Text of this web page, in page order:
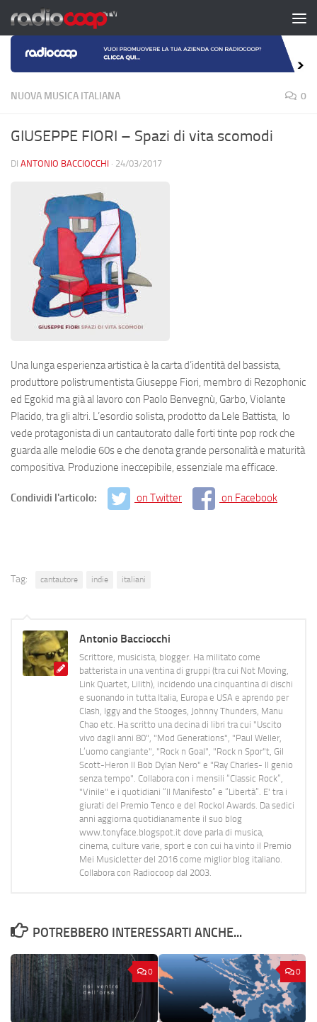
Salta al contenuto
NUOVA MUSICA ITALIANA 0
GIUSEPPE FIORI – Spazi di vita scomodi
DI ANTONIO BACCIOCCHI · 24/03/2017
Una lunga esperienza artistica è la carta d’identità del bassista,
produttore polistrumentista Giuseppe Fiori, membro di Rezophonic
ed Egokid ma già al lavoro con Paolo Benvegnù, Garbo, Violante
Placido, tra gli altri. L’esordio solista, prodotto da Lele Battista, lo
vede protagonista di un cantautorato dalle forti tinte pop rock che
guarda alle melodie 60s e che denota grande personalità e maturità
compositiva. Produzione ineccepibile, essenziale ma efficace.
Condividi l'articolo: on Twitter on Facebook
Tag: cantautore indie italiani
Antonio Bacciocchi
Scrittore, musicista, blogger. Ha militato come
batterista in una ventina di gruppi (tra cui Not Moving,
Link Quartet, Lilith), incidendo una cinquantina di dischi
e suonando in tutta Italia, Europa e USA e aprendo per
Clash, Iggy and the Stooges, Johnny Thunders, Manu
Chao etc. Ha scritto una decina di libri tra cui "Uscito
vivo dagli anni 80", "Mod Generations", "Paul Weller,
L’uomo cangiante", "Rock n Goal", "Rock n Spor"t, Gil
Scott-Heron Il Bob Dylan Nero" e "Ray Charles- Il genio
senza tempo". Collabora con i mensili “Classic Rock”,
"Vinile" e i quotidiani “Il Manifesto” e “Libertà”. E' tra i
giurati del Premio Tenco e del Rockol Awards. Da sedici
anni aggiorna quotidianamente il suo blog
www.tonyface.blogspot.it dove parla di musica,
cinema, culture varie, sport e con cui ha vinto il Premio
Mei Musicletter del 2016 come miglior blog italiano.
Collabora con Radiocoop dal 2003.
POTREBBERO INTERESSARTI ANCHE...
0 0